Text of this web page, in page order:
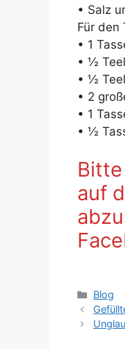
• Salz
Für den
• 1
• ½
• ½
• 2
• 1
• ½
auf
Blog